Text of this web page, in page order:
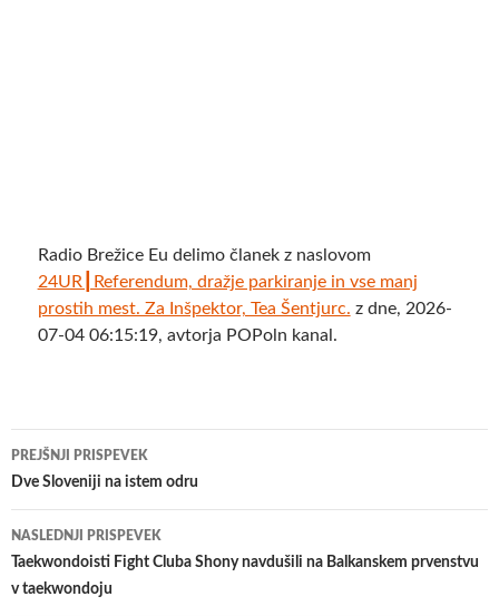
Radio Brežice Eu delimo članek z naslovom
24UR┃Referendum, dražje parkiranje in vse manj
prostih mest. Za Inšpektor, Tea Šentjurc. z dne, 2026-
07-04 06:15:19, avtorja POPoln kanal.
Krmarjenje
po
prispevkih
PREJŠNJI PRISPEVEK
Dve Sloveniji na istem odru
NASLEDNJI PRISPEVEK
Taekwondoisti Fight Cluba Shony navdušili na Balkanskem prvenstvu
v taekwondoju